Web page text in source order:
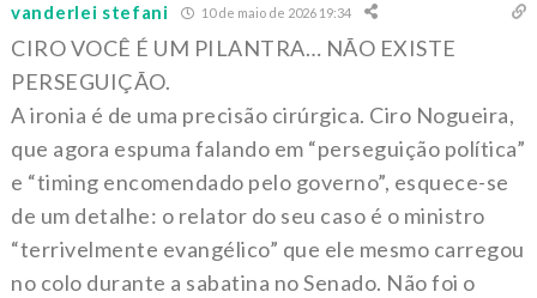
vanderlei stefani 10 de maio de 2026 19:34
CIRO VOCÊ É UM PILANTRA… NÃO EXISTE
PERSEGUIÇÃO.
A ironia é de uma precisão cirúrgica. Ciro Nogueira,
que agora espuma falando em “perseguição política”
e “timing encomendado pelo governo”, esquece-se
de um detalhe: o relator do seu caso é o ministro
“terrivelmente evangélico” que ele mesmo carregou
no colo durante a sabatina no Senado. Não foi o